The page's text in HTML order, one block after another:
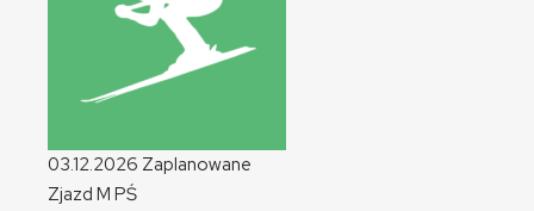
03.12.2026 Zaplanowane
Zjazd M PŚ